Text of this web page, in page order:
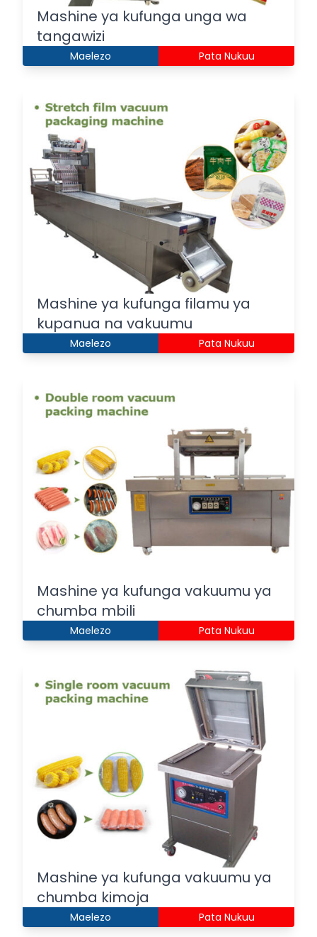
Mashine ya kufunga unga wa
tangawizi
Maelezo Pata Nukuu
Mashine ya kufunga filamu ya
kupanua na vakuumu
Maelezo Pata Nukuu
Mashine ya kufunga vakuumu ya
chumba mbili
Maelezo Pata Nukuu
Mashine ya kufunga vakuumu ya
chumba kimoja
Maelezo Pata Nukuu
Italian